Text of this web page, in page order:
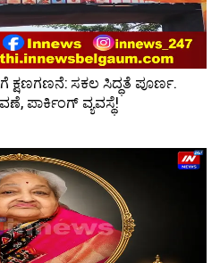
ಸಕಲ ಸಿದ್ಧತೆ ಪೂರ್ಣ.
ಪಾರ್ಕಿಂಗ್ ವ್ಯವಸ್ಥೆ!